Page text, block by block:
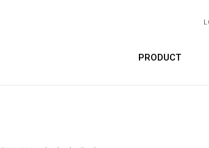
PRODUCT